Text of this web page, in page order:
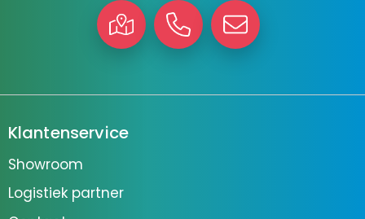
Klantenservice
Showroom
Logistiek partner